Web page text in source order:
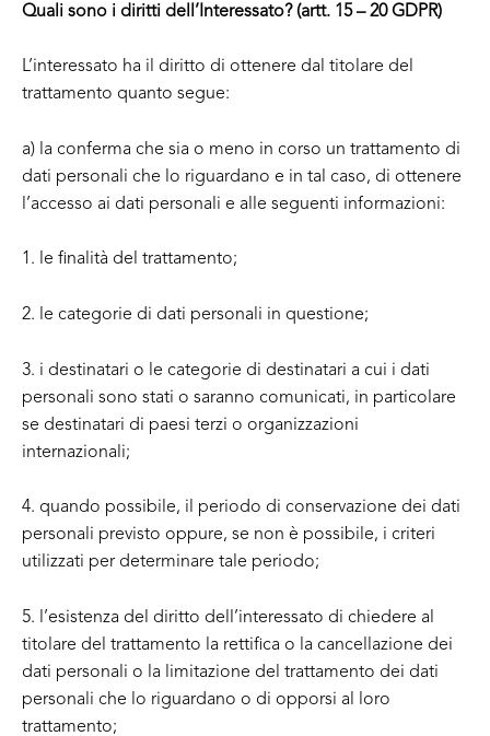
Quali sono i diritti dell’Interessato? (artt. 15 – 20 GDPR)
L’interessato ha il diritto di ottenere dal titolare del
trattamento quanto segue:
a) la conferma che sia o meno in corso un trattamento di
dati personali che lo riguardano e in tal caso, di ottenere
l’accesso ai dati personali e alle seguenti informazioni:
1. le finalità del trattamento;
2. le categorie di dati personali in questione;
3. i destinatari o le categorie di destinatari a cui i dati
personali sono stati o saranno comunicati, in particolare
se destinatari di paesi terzi o organizzazioni
internazionali;
4. quando possibile, il periodo di conservazione dei dati
personali previsto oppure, se non è possibile, i criteri
utilizzati per determinare tale periodo;
5. l’esistenza del diritto dell’interessato di chiedere al
titolare del trattamento la rettifica o la cancellazione dei
dati personali o la limitazione del trattamento dei dati
personali che lo riguardano o di opporsi al loro
trattamento;